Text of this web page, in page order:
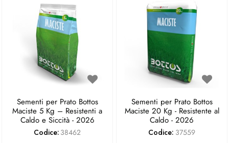
Sementi per Prato Bottos
Maciste 5 Kg – Resistenti a
Caldo e Siccità - 2026
Codice: 38462
Sementi per Prato Bottos
Maciste 20 Kg - Resistente al
Caldo - 2026
Codice: 37559